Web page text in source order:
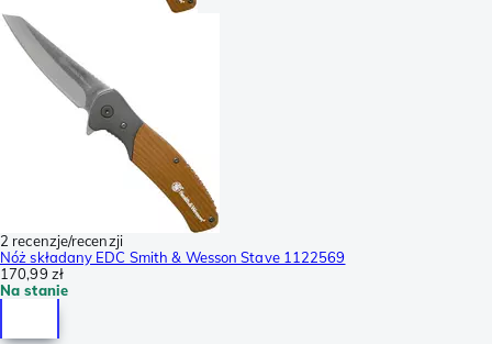
2 recenzje/recenzji
Nóż składany EDC Smith & Wesson Stave 1122569
170,99 zł
Na stanie